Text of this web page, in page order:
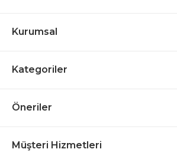
Kurumsal
Kategoriler
Öneriler
Müşteri Hizmetleri